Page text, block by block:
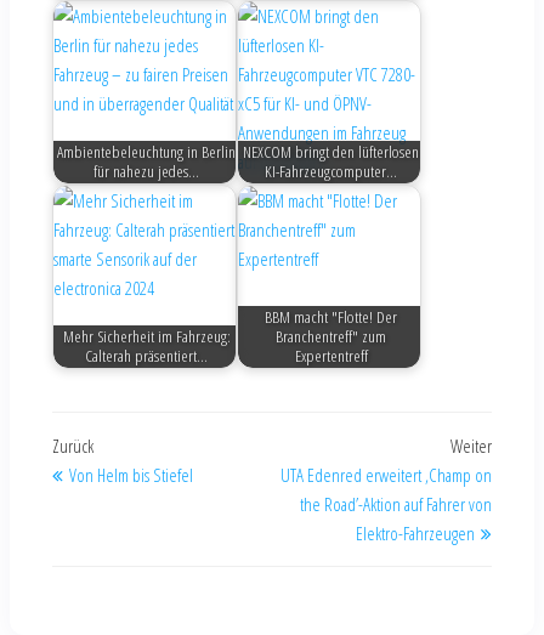
Ambientebeleuchtung in Berlin
für nahezu jedes…
NEXCOM bringt den lüfterlosen
KI-Fahrzeugcomputer…
Mehr Sicherheit im Fahrzeug:
Calterah präsentiert…
BBM macht "Flotte! Der
Branchentreff" zum
Expertentreff
Zurück
Von Helm bis Stiefel
Weiter
UTA Edenred erweitert ‚Champ on
the Road’-Aktion auf Fahrer von
Elektro-Fahrzeugen